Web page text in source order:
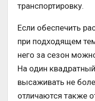
транспортировку.
Если обеспечить
при подходящем
него за сезон
На один
высаживать не
отличаются также